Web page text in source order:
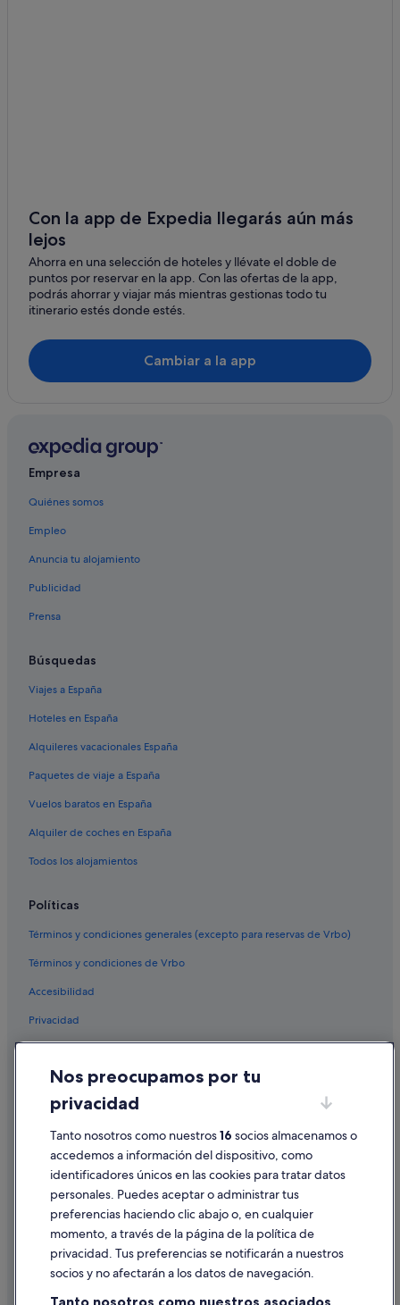
Hoteles con conserje en Alcalá de Henares
Pensiones en Alcalá de Henares
Zenit hoteles en Alcalá de Henares
Albergues en Alcalá de Henares
Hoteles de aventura en Alcalá de Henares
Hoteles de 5 estrellas en Alcalá de Henares
Hoteles con bodega en Alcalá de Henares
H10 Hoteles en Alcalá de Henares
Casas de campo en Alcalá de Henares
Madrid hoteles
Hoteles con wifi en Alcalá de Henares
Mh Apartments hoteles en Alcalá de Henares
Alcalá de Henares hoteles
Apartamentos en Alcalá de Henares
Exe Hotels en Alcalá de Henares
Hoteles con casino en Alcalá de Henares
Hoteles de 4 estrellas en Alcalá de Henares
Nh Hotels en Alcalá de Henares
Hoteles cerca de Universidad de Alcalá de Henares
Con la app de Expedia llegarás aún más
lejos
Ahorra en una selección de hoteles y llévate el doble de
puntos por reservar en la app. Con las ofertas de la app,
podrás ahorrar y viajar más mientras gestionas todo tu
itinerario estés donde estés.
Cambiar a la app
Empresa
Quiénes somos
Empleo
Anuncia tu alojamiento
Publicidad
Prensa
Búsquedas
Viajes a España
Hoteles en España
Alquileres vacacionales España
Paquetes de viaje a España
Vuelos baratos en España
Alquiler de coches en España
Todos los alojamientos
Políticas
Términos y condiciones generales (excepto para reservas de Vrbo)
Términos y condiciones de Vrbo
Accesibilidad
Privacidad
Cookies
Condiciones de uso
Información legal/contacto
Pautas sobre el contenido y cómo denunciar contenido
Ayuda
Cancelar un vuelo
Cancelar una reserva de hotel o de un alquiler vacacional
Nos preocupamos por tu
privacidad
Tanto nosotros como nuestros16 socios almacenamos o
accedemos a información del dispositivo, como
identificadores únicos en las cookies para tratar datos
personales. Puedes aceptar o administrar tus
preferencias haciendo clic abajo o, en cualquier
momento, a través de la página de la política de
privacidad. Tus preferencias se notificarán a nuestros
socios y no afectarán a los datos de navegación.
Tanto nosotros como nuestros asociados